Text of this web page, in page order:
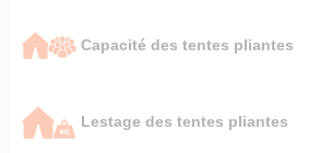
Capacité des tentes pliantes
Lestage des tentes pliantes